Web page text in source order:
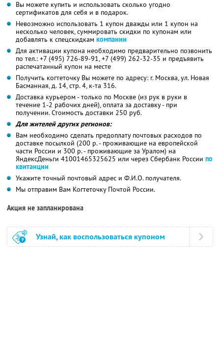
Вы можете купить и использовать сколько угодно
сертификатов для себя и в подарок.
Невозможно использовать 1 купон дважды или 1 купон на
несколько человек, суммировать скидки по купонам или
добавлять к спецскидкам компании
Для активации купона необходимо предварительно позвонить
по тел.: +7 (495) 726-89-91, +7 (499) 262-32-35 и предъявить
распечатанный купон на месте
Получить когтеточку Вы можете по адресу: г. Москва, ул. Новая
Басманная, д. 14, стр. 4, к-та 316.
Доставка курьером - только по Москве (из рук в руки в
течение 1-2 рабочих дней), оплата за доставку - при
получении. Стоимость доставки 250 руб.
Для жителей других регионов:
Вам необходимо сделать предоплату почтовых расходов по
доставке посылкой (200 р. - проживающие на европейской
части России и 300 р. - проживающие за Уралом) на
ЯндексДеньги 41001465325625 или через Сбербанк России по
квитанции
Укажите точный почтовый адрес и Ф.И.О. получателя.
Мы отправим Вам Когтеточку Почтой России.
Акция не запланирована
Узнай, как воспользоваться купоном